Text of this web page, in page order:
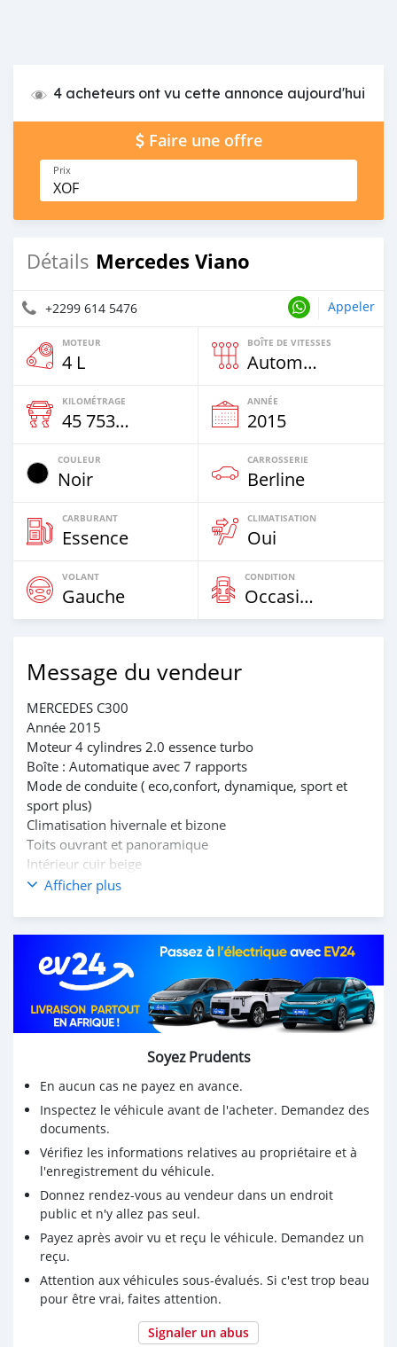
4 acheteurs ont vu cette annonce aujourd'hui
Faire une offre
Prix
XOF
Détails Mercedes Viano
+2299 614 5476 Appeler
MOTEUR
4 L
BOÎTE DE VITESSES
Automatique
KILOMÉTRAGE
45 753 Km
ANNÉE
2015
COULEUR
Noir
CARROSSERIE
Berline
CARBURANT
Essence
CLIMATISATION
Oui
VOLANT
Gauche
CONDITION
Occasion
Message du vendeur
MERCEDES C300
Année 2015
Moteur 4 cylindres 2.0 essence turbo
Boîte : Automatique avec 7 rapports
Mode de conduite ( eco,confort, dynamique, sport et
sport plus)
Climatisation hivernale et bizone
Toits ouvrant et panoramique
Intérieur cuir beige
Transmission arrière et 4 matic
*Prix : 11.500.000 FCFA*
KOSKOauto
:+2290196145476/+2290151022444/+2290143709219
Afficher plus
Soyez Prudents
En aucun cas ne payez en avance.
Inspectez le véhicule avant de l'acheter. Demandez des
documents.
Vérifiez les informations relatives au propriétaire et à
l'enregistrement du véhicule.
Donnez rendez-vous au vendeur dans un endroit
public et n'y allez pas seul.
Payez après avoir vu et reçu le véhicule. Demandez un
reçu.
Attention aux véhicules sous-évalués. Si c'est trop beau
pour être vrai, faites attention.
Signaler un abus